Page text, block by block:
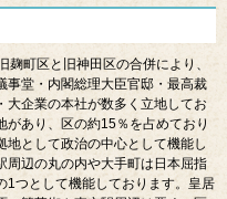
麹町区と旧神田区の合併により、
事堂・内閣総理大臣官邸・最高裁
大企業の本社が数多く立地してお
があり、区の約15％を占めており
地として政治の中心として機能し
周辺の丸の内や大手町は日本屈指
1つとして機能しております。皇居